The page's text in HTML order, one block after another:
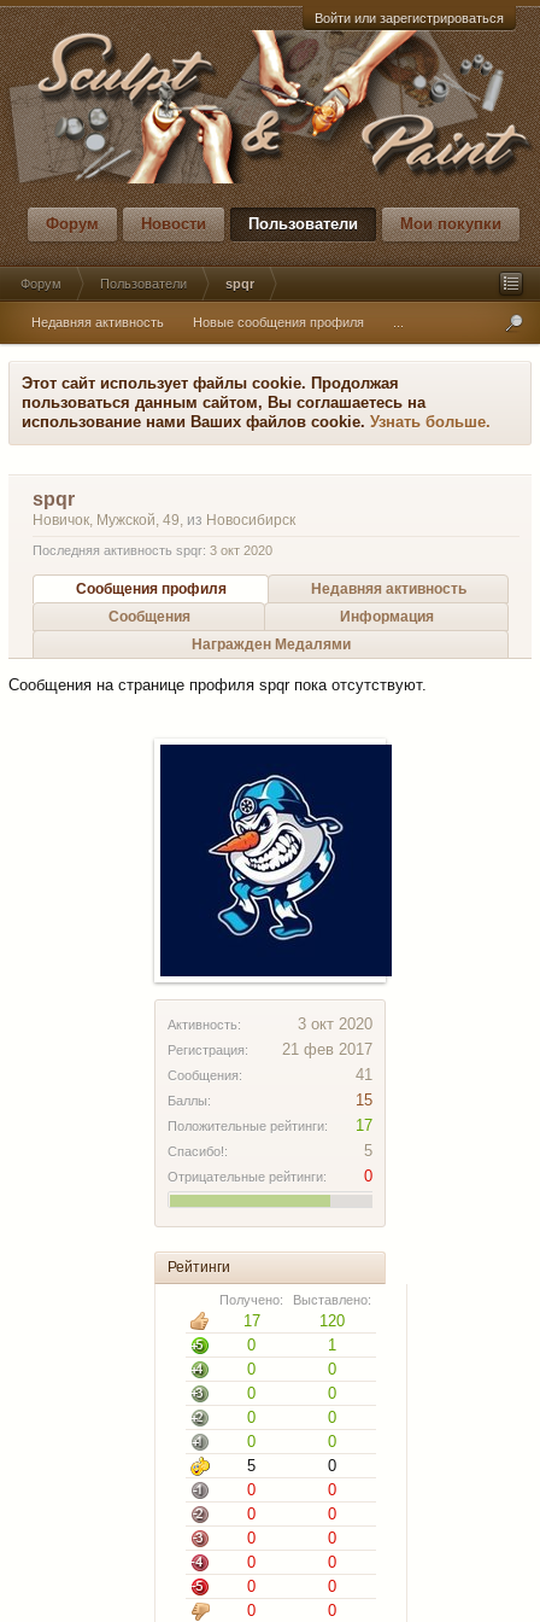
Войти или зарегистрироваться
Форум Новости Пользователи Мои покупки
Форум Пользователи spqr
Недавняя активность Новые сообщения профиля
Этот сайт использует файлы cookie. Продолжая
пользоваться данным сайтом, Вы соглашаетесь на
использование нами Ваших файлов cookie. Узнать больше.
Активность: 3 окт 2020
Регистрация: 21 фев 2017
Сообщения: 41
Баллы: 15
Положительные рейтинги: 17
Спасибо!: 5
Отрицательные рейтинги: 0
Рейтинги
Получено: Выставлено:
17
120
0
1
0
0
0
0
0
0
0
0
5
0
0
0
0
0
0
0
0
0
0
0
0
0
spqr
Новичок, Мужской, 49, из Новосибирск
Последняя активность spqr: 3 окт 2020
Сообщения профиля
Недавняя активность
Сообщения
Информация
Награжден Медалями
Сообщения на странице профиля spqr пока отсутствуют.